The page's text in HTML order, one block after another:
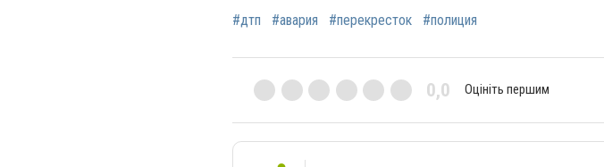
#дтп #авария #перекресток #полиция
0,0 Оцініть першим